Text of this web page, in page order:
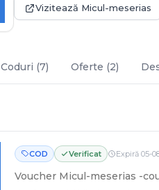
Vizitează Micul-meserias
Coduri (7) Oferte (2)
COD Verificat Expiră 05-
Voucher Micul-meserias -